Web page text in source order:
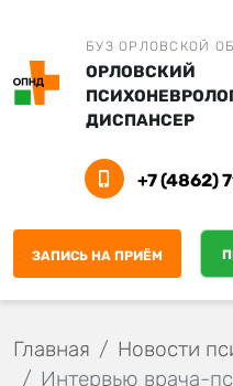
БУЗ ОРЛОВСКОЙ
ОРЛОВСКИЙ
ДИСПАНСЕР
+7 (4862)
ЗАПИСЬ НА ПРИЁМ
Главная
Новости
Интервью врача-